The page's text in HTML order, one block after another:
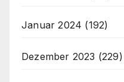
Januar 2024 (192)
Dezember 2023 (229)